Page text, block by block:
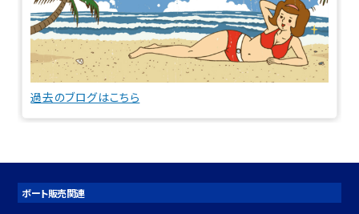
過去のブログはこちら
ボート販売関連